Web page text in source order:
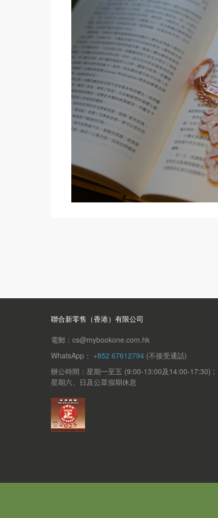
聯合新零售（香港）有限公司
電郵：cs@mybookone.com.hk
WhatsApp： +852 67612794 (不接受通話)
辦公時間：星期一至五 (9:00-13:00及14:00-17:30) ;
星期六、日及公眾假期休息